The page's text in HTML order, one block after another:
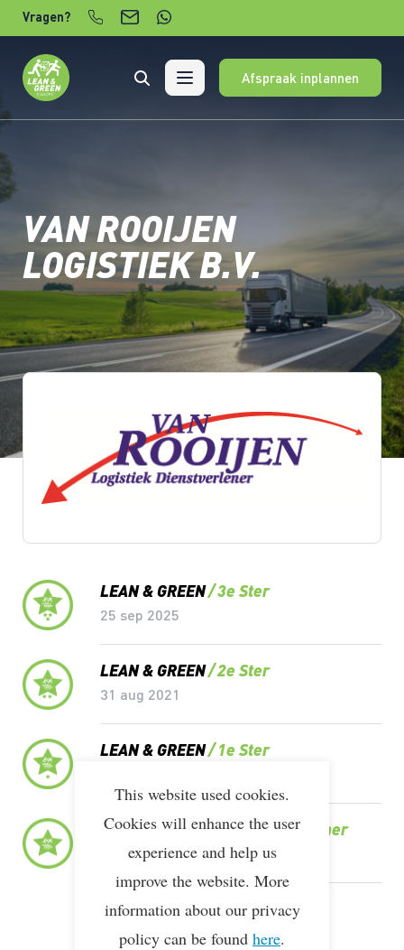
Verder naar content
Vragen?
Afspraak inplannen
VAN ROOIJEN
LOGISTIEK B.V.
Lean & Green Milestones
LEAN & GREEN 3e Ster
25 sep 2025
LEAN & GREEN 2e Ster
31 aug 2021
LEAN & GREEN 1e Ster
LEAN & GREEN Award Deelnemer
10 nov 2010
LEAN & GREEN Deelnemer
12 mrt 2013
This website used cookies.
Cookies will enhance the user
experience and help us
improve the website. More
information about our privacy
policy can be found here.